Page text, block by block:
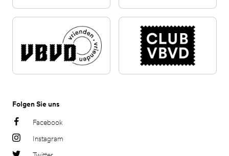
Folgen Sie uns
Facebook
Instagram